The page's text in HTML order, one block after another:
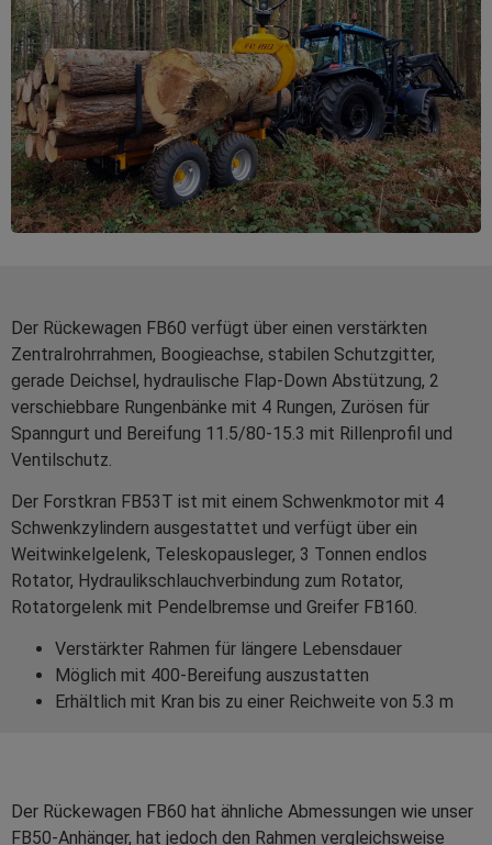
Der Rückewagen FB60 verfügt über einen verstärkten
Zentralrohrrahmen, Boogieachse, stabilen Schutzgitter,
gerade Deichsel, hydraulische Flap-Down Abstützung, 2
verschiebbare Rungenbänke mit 4 Rungen, Zurösen für
Spanngurt und Bereifung 11.5/80-15.3 mit Rillenprofil und
Ventilschutz.
Der Forstkran FB53T ist mit einem Schwenkmotor mit 4
Schwenkzylindern ausgestattet und verfügt über ein
Weitwinkelgelenk, Teleskopausleger, 3 Tonnen endlos
Rotator, Hydraulikschlauchverbindung zum Rotator,
Rotatorgelenk mit Pendelbremse und Greifer FB160.
Verstärkter Rahmen für längere Lebensdauer
Möglich mit 400-Bereifung auszustatten
Erhältlich mit Kran bis zu einer Reichweite von 5.3 m
Der Rückewagen FB60 hat ähnliche Abmessungen wie unser
FB50-Anhänger, hat jedoch den Rahmen vergleichsweise